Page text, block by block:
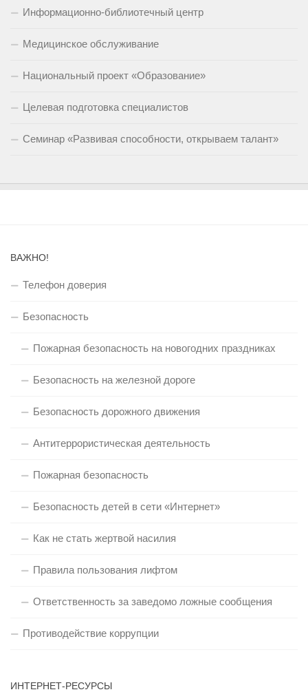
Информационно-библиотечный центр
Медицинское обслуживание
Национальный проект «Образование»
Целевая подготовка специалистов
Семинар «Развивая способности, открываем талант»
ВАЖНО!
Телефон доверия
Безопасность
Пожарная безопасность на новогодних праздниках
Безопасность на железной дороге
Безопасность дорожного движения
Антитеррористическая деятельность
Пожарная безопасность
Безопасность детей в сети «Интернет»
Как не стать жертвой насилия
Правила пользования лифтом
Ответственность за заведомо ложные сообщения
Противодействие коррупции
ИНТЕРНЕТ-РЕСУРСЫ